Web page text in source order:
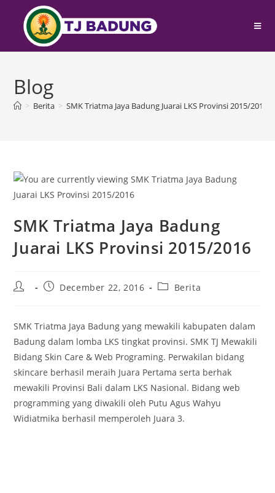
Blog
> Berita > SMK Triatma Jaya Badung Juarai LKS Provinsi 2015/2016
SMK Triatma Jaya Badung
Juarai LKS Provinsi 2015/2016
December 22, 2016 Berita
SMK Triatma Jaya Badung yang mewakili kabupaten dalam
Badung dalam lomba LKS tingkat provinsi. SMK TJ Mewakili
Bidang Skin Care & Web Programing. Perwakilan bidang
skincare berhasil meraih Juara Pertama serta berhak
mewakili Provinsi Bali dalam LKS Nasional. Bidang web
programming yang diwakili oleh Putu Agus Wahyu
Widiatmika berhasil memperoleh Juara 3.